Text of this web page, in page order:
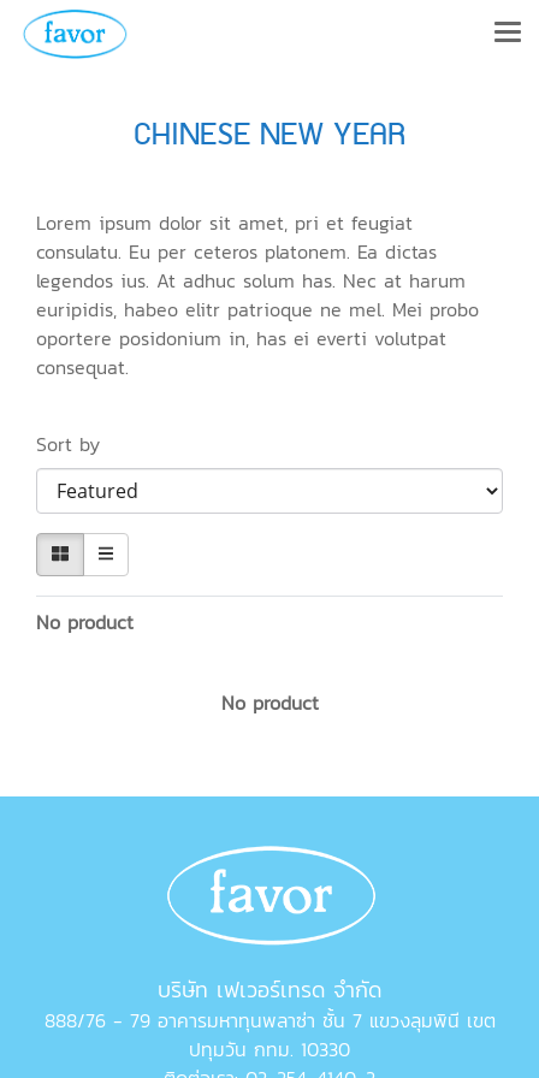
CHINESE NEW YEAR
Lorem ipsum dolor sit amet, pri et feugiat
consulatu. Eu per ceteros platonem. Ea dictas
legendos ius. At adhuc solum has. Nec at harum
euripidis, habeo elitr patrioque ne mel. Mei probo
oportere posidonium in, has ei everti volutpat
consequat.
Sort by
No product
No product
บริษัท เฟเวอร์เทรด จำกัด
888/76 - 79 อาคารมหาทุนพลาซ่า ชั้น 7 แขวงลุมพินี เขต
ปทุมวัน กทม. 10330